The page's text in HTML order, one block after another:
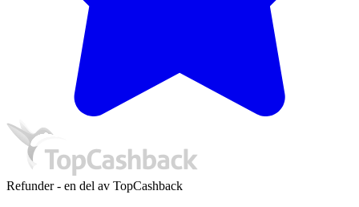
Refunder - en del av TopCashback